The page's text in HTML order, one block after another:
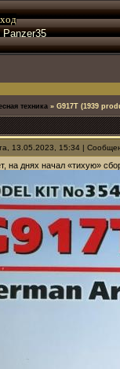
техника » G917T (1939
13.05.2023, 15:34 |
на днях начал «тихую»